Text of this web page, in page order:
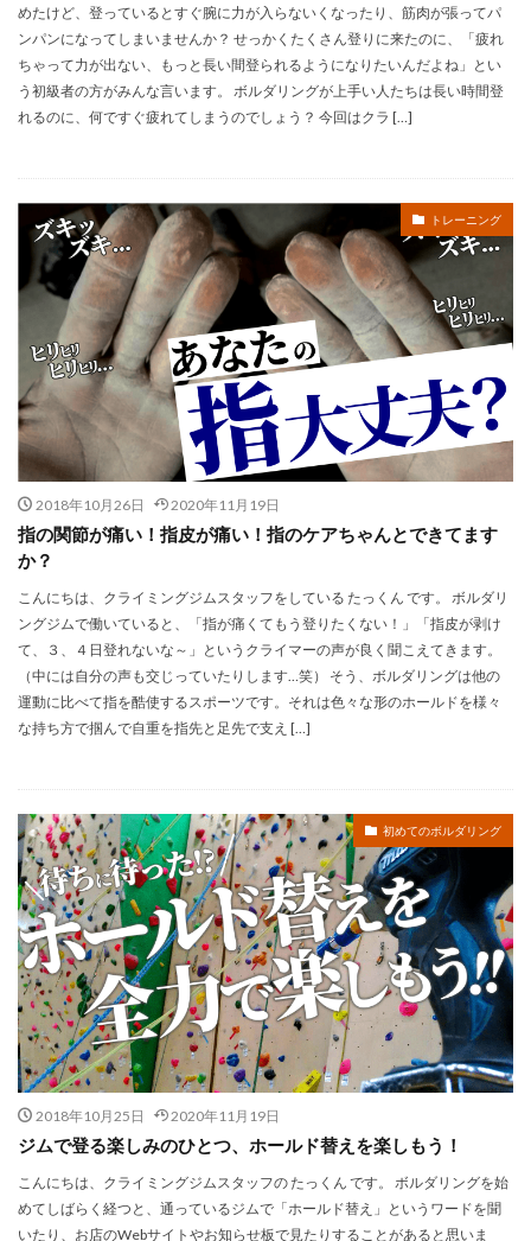
めたけど、登っているとすぐ腕に力が入らないくなったり、筋肉が張ってパ
ンパンになってしまいませんか？ せっかくたくさん登りに来たのに、「疲れ
ちゃって力が出ない、もっと長い間登られるようになりたいんだよね」とい
う初級者の方がみんな言います。 ボルダリングが上手い人たちは長い時間登
れるのに、何ですぐ疲れてしまうのでしょう？ 今回はクラ […]
トレーニング
2018年10月26日 2020年11月19日
指の関節が痛い！指皮が痛い！指のケアちゃんとできてます
か？
こんにちは、クライミングジムスタッフをしている たっくん です。 ボルダリ
ングジムで働いていると、「指が痛くてもう登りたくない！」「指皮が剥け
て、３、４日登れないな～」というクライマーの声が良く聞こえてきます。
（中には自分の声も交じっていたりします…笑） そう、ボルダリングは他の
運動に比べて指を酷使するスポーツです。それは色々な形のホールドを様々
な持ち方で掴んで自重を指先と足先で支え […]
初めてのボルダリング
2018年10月25日 2020年11月19日
ジムで登る楽しみのひとつ、ホールド替えを楽しもう！
こんにちは、クライミングジムスタッフの たっくん です。 ボルダリングを始
めてしばらく経つと、通っているジムで「ホールド替え」というワードを聞
いたり、お店のWebサイトやお知らせ板で見たりすることがあると思いま